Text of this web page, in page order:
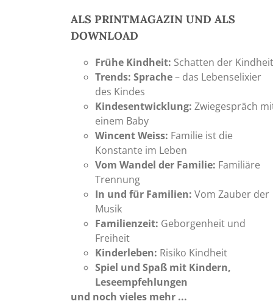
ALS PRINTMAGAZIN UND ALS
DOWNLOAD
Frühe Kindheit: Schatten der
Trends: Sprache– das Lebenselixier
des Kindes
Kindesentwicklung: Zwiegespräch
einem Baby
Wincent Weiss: Familie ist die
Konstante im Leben
Vom Wandel der Familie: Familiäre
Trennung
In und für Familien: Vom Zauber der
Musik
Familienzeit: Geborgenheit und
Freiheit
Kinderleben: Risiko Kindheit
Spiel und Spaß mit Kindern,
Leseempfehlungen
und noch vieles mehr ...